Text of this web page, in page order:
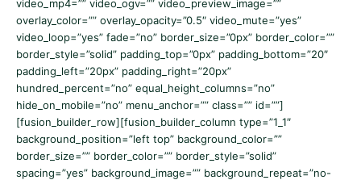
video_mp4=”” video_ogv=”” video_preview_image=””
overlay_color=”” overlay_opacity=”0.5″ video_mute=”yes”
video_loop=”yes” fade=”no” border_size=”0px” border_color=””
border_style=”solid” padding_top=”0px” padding_bottom=”20″
padding_left=”20px” padding_right=”20px”
hundred_percent=”no” equal_height_columns=”no”
hide_on_mobile=”no” menu_anchor=”” class=”” id=””]
[fusion_builder_row][fusion_builder_column type=”1_1″
background_position=”left top” background_color=””
border_size=”” border_color=”” border_style=”solid”
spacing=”yes” background_image=”” background_repeat=”no-